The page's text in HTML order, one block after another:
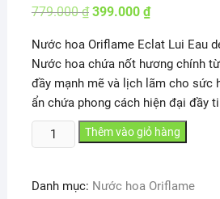
779.000₫ Giá
779.000 ₫.
399.000 ₫Giá
hiện
là:
399.000 ₫.
Nước hoa Oriflame Eclat Lui Eau
Nước hoa chứa nốt hương chính
đầy mạnh mẽ và lịch lãm cho sức
ẩn chứa phong cách hiện đại đầy
Nước
hoa
Eclat
Thêm vào giỏ hàng
Danh mục: Nước hoa Oriflame